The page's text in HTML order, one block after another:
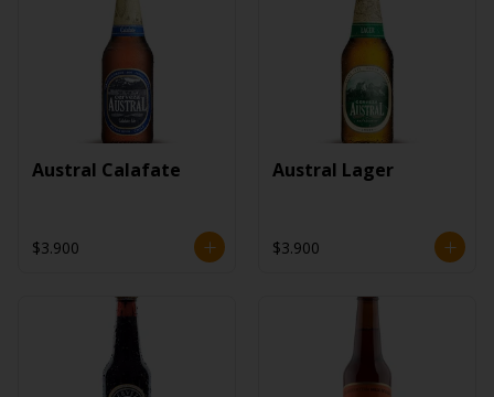
Austral Calafate
$3.900
Austral Lager
$3.900